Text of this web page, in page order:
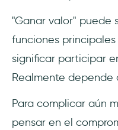
"Ganar valor" puede
funciones
significar participar
Realmente depende
Para complicar aún
pensar en el